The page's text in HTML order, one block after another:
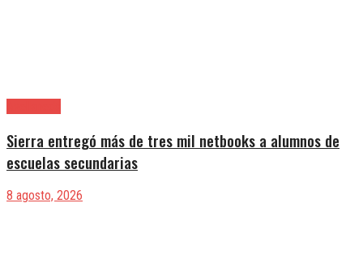
Sierra entregó más de tres mil netbooks a alumnos de
escuelas secundarias
8 agosto, 2026